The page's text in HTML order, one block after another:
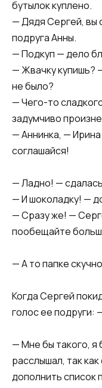
бутылок куплено.
— Дядя Сергей, вы
подруга Анны.
— Подкуп — дело
— Жвачку купишь?
не было?
— Чего-то
задумчиво
— Аннинка, —
соглашайся!
— Ладно! —
— И шоколадку! —
— Сразу же! —
пообещайте
— А то папке
Когда Сергей
голос ее подруги:
— Мне бы такого,
расслышал, так
дополнить список